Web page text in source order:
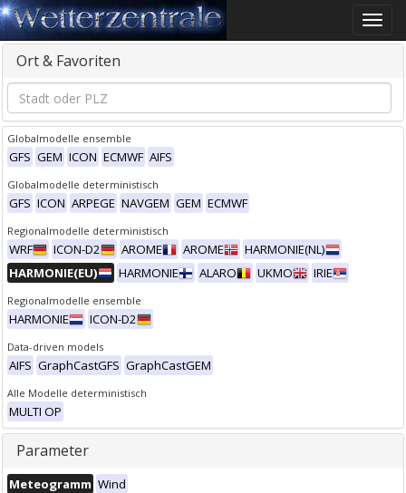
Toggle
Ort & Favoriten
Globalmodelle ensemble
GFS GEM ICON ECMWF AIFS
Globalmodelle deterministisch
GFS ICON ARPEGE NAVGEM GEM ECMWF
Regionalmodelle deterministisch
WRF ICON-D2 AROME AROME
HARMONIE(NL)
HARMONIE(EU)
HARMONIE ALARO UKMO IRIE
Regionalmodelle ensemble
HARMONIE ICON-D2
Data-driven models
AIFS GraphCastGFS GraphCastGEM
Alle Modelle deterministisch
MULTI OP
Parameter
Meteogramm Wind